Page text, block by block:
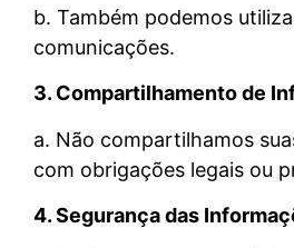
b. Também podemos
comunicações.
3. Compartilhamento de
a. Não compartilhamos
com obrigações legais ou
4. Segurança das